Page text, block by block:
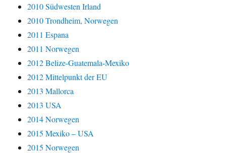
2010 Südwesten Irland
2010 Trondheim, Norwegen
2011 Espana
2011 Norwegen
2012 Belize-Guatemala-Mexiko
2012 Mittelpunkt der EU
2013 Mallorca
2013 USA
2014 Norwegen
2015 Mexiko – USA
2015 Norwegen